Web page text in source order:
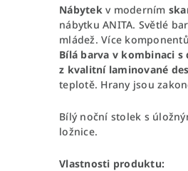
Nábytekv moderním
nábytku ANITA. Světlé
mládež. Více
Bílá barva v kombinaci
z kvalitní laminované
teplotě. Hrany jsou
Bílý noční stolek s
ložnice.
Vlastnosti produktu: